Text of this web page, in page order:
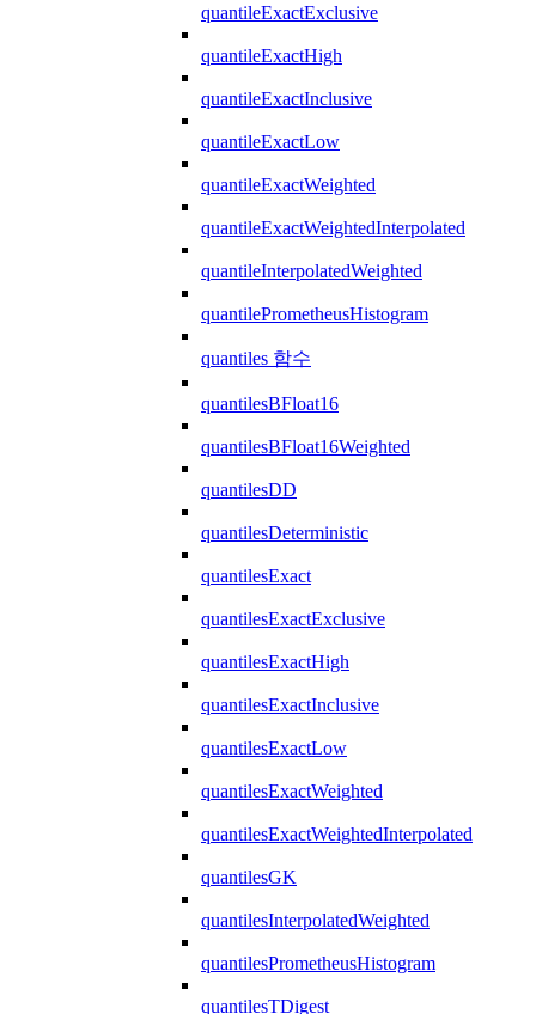
quantileExactExclusive
quantileExactHigh
quantileExactInclusive
quantileExactLow
quantileExactWeighted
quantileExactWeightedInterpolated
quantileInterpolatedWeighted
quantilePrometheusHistogram
quantiles 함수
quantilesBFloat16
quantilesBFloat16Weighted
quantilesDD
quantilesDeterministic
quantilesExact
quantilesExactExclusive
quantilesExactHigh
quantilesExactInclusive
quantilesExactLow
quantilesExactWeighted
quantilesExactWeightedInterpolated
quantilesGK
quantilesInterpolatedWeighted
quantilesPrometheusHistogram
quantilesTDigest